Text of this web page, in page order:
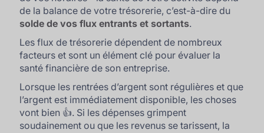
de la balance de votre trésorerie, c’est-à-dire du
solde de vos flux entrants et sortants.
Les flux de trésorerie dépendent de nombreux
facteurs et sont un élément clé pour évaluer la
santé financière de son entreprise.
Lorsque les rentrées d’argent sont régulières et que
l’argent est immédiatement disponible, les choses
vont bien 👍. Si les dépenses grimpent
soudainement ou que les revenus se tarissent, la